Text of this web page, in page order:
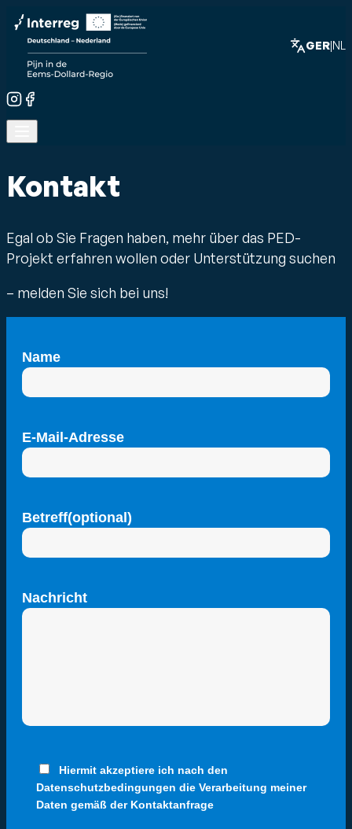
Skip to content
GER|NL
Kontakt
Egal ob Sie Fragen haben, mehr über das PED-
Projekt erfahren wollen oder Unterstützung suchen
– melden Sie sich bei uns!
Name
E-Mail-Adresse
Betreff(optional)
Nachricht
Hiermit akzeptiere ich nach den
Datenschutzbedingungen die Verarbeitung meiner
Daten gemäß der Kontaktanfrage